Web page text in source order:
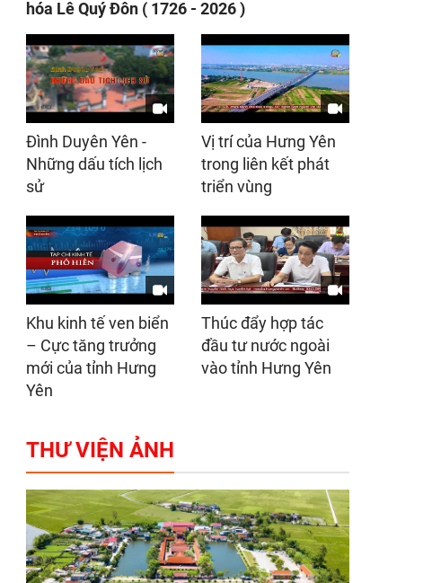
hóa Lê Quý Đôn ( 1726 - 2026 )
Đình Duyên Yên -
Những dấu tích lịch
sử
Vị trí của Hưng Yên
trong liên kết phát
triển vùng
Khu kinh tế ven biển
– Cực tăng trưởng
mới của tỉnh Hưng
Yên
Thúc đẩy hợp tác
đầu tư nước ngoài
vào tỉnh Hưng Yên
THƯ VIỆN ẢNH